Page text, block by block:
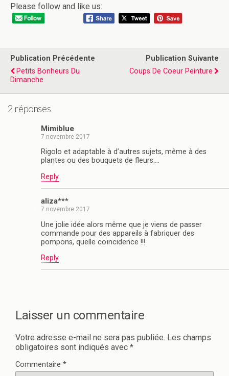
Please follow and like us:
Publication Précédente
Petits Bonheurs Du
Dimanche
Publication Suivante
Coups De Coeur Peinture
2 réponses
Mimiblue
7 novembre 2017
Rigolo et adaptable à d’autres sujets, même à des
plantes ou des bouquets de fleurs….
Reply
aliza***
7 novembre 2017
Une jolie idée alors même que je viens de passer
commande pour des appareils à fabriquer des
pompons, quelle coïncidence !!!
Reply
Laisser un commentaire
Votre adresse e-mail ne sera pas publiée. Les champs
obligatoires sont indiqués avec *
Commentaire *